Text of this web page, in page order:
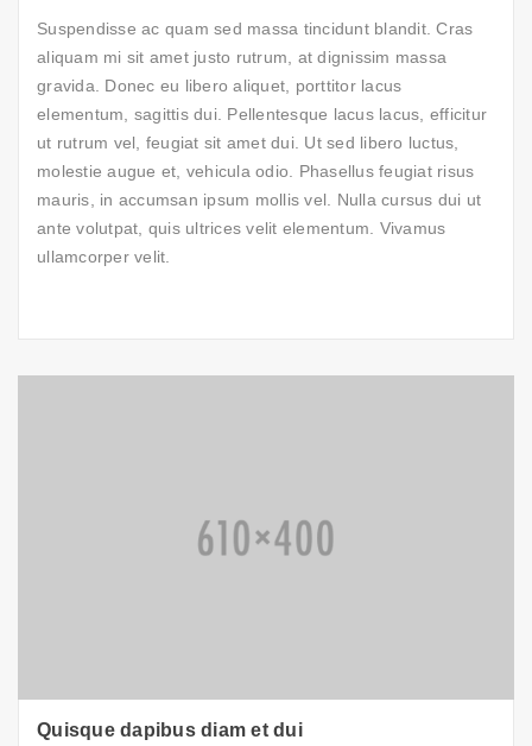
Suspendisse ac quam sed massa tincidunt blandit. Cras
aliquam mi sit amet justo rutrum, at dignissim massa
gravida. Donec eu libero aliquet, porttitor lacus
elementum, sagittis dui. Pellentesque lacus lacus, efficitur
ut rutrum vel, feugiat sit amet dui. Ut sed libero luctus,
molestie augue et, vehicula odio. Phasellus feugiat risus
mauris, in accumsan ipsum mollis vel. Nulla cursus dui ut
ante volutpat, quis ultrices velit elementum. Vivamus
ullamcorper velit.
Quisque dapibus diam et dui